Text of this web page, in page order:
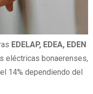
EDELAP, EDEA, EDEN
eléctricas bonaerenses,
14% dependiendo del